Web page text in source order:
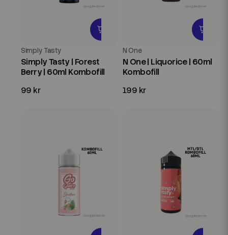
Simply Tasty
Simply Tasty | Forest
Berry | 60ml Kombofill
99 kr
N One
N One | Liquorice | 60ml
Kombofill
199 kr